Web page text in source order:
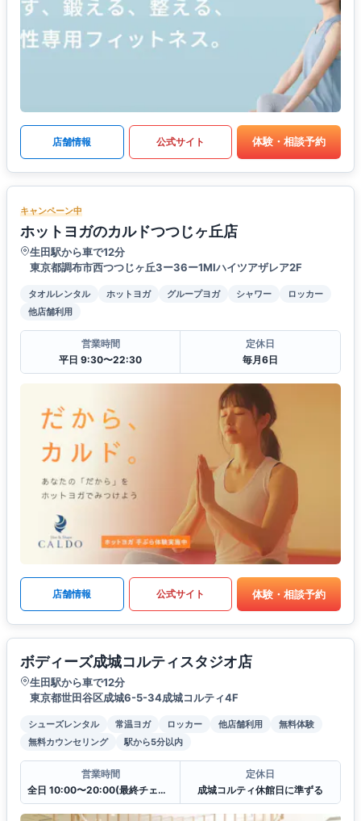
店舗情報 公式サイト 体験・相談予約
キャンペーン中
ホットヨガのカルドつつじヶ丘店
生田駅から車で12分
東京都調布市西つつじヶ丘3ー36ー1MIハイツアザレア2F
タオルレンタル ホットヨガ グループヨガ シャワー
ロッカー
他店舗利用
営業時間
平日 9:30〜22:30
定休日
毎月6日
店舗情報 公式サイト 体験・相談予約
ボディーズ成城コルティスタジオ店
生田駅から車で12分
東京都世田谷区成城6-5-34成城コルティ4F
シューズレンタル 常温ヨガ ロッカー 他店舗利用
無料体験
無料カウンセリング
駅から5分以内
営業時間
全日 10:00〜20:00(最終チェックイン19:30)
定休日
成城コルティ休館日に準ずる